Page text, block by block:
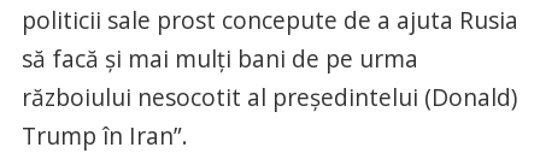
politicii sale prost concepute de a ajuta Rusia
să facă şi mai mulţi bani de pe urma
războiului nesocotit al preşedintelui (Donald)
Trump în Iran”.